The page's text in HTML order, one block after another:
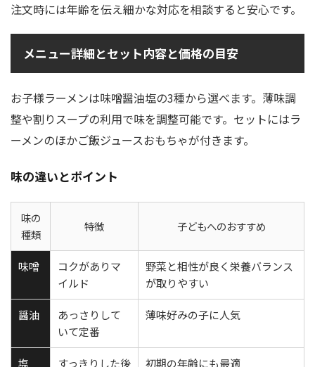
注文時には年齢を伝え細かな対応を相談すると安心です。
メニュー詳細とセット内容と価格の目安
お子様ラーメンは味噌醤油塩の3種から選べます。薄味調
整や割りスープの利用で味を調整可能です。セットにはラ
ーメンのほかご飯ジュースおもちゃが付きます。
味の違いとポイント
味の
種類
特徴 子どもへのおすすめ
味噌
コクがありマ
イルド
野菜と相性が良く栄養バランス
が取りやすい
醤油
あっさりして
いて定番
薄味好みの子に人気
塩 すっきりした後 初期の年齢にも最適